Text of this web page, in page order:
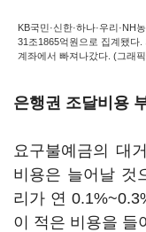
KB국민·신한·하나·우리
31조1865억원으로 집계됐다
계좌에서 빠져나갔다. (그래
은행권 조달비용
요구불예금의 대
비용은 늘어날 것
리가 연
이 적은 비용을 들